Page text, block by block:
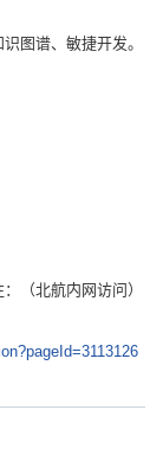
图谱、敏捷开发。
（北航内网访问）